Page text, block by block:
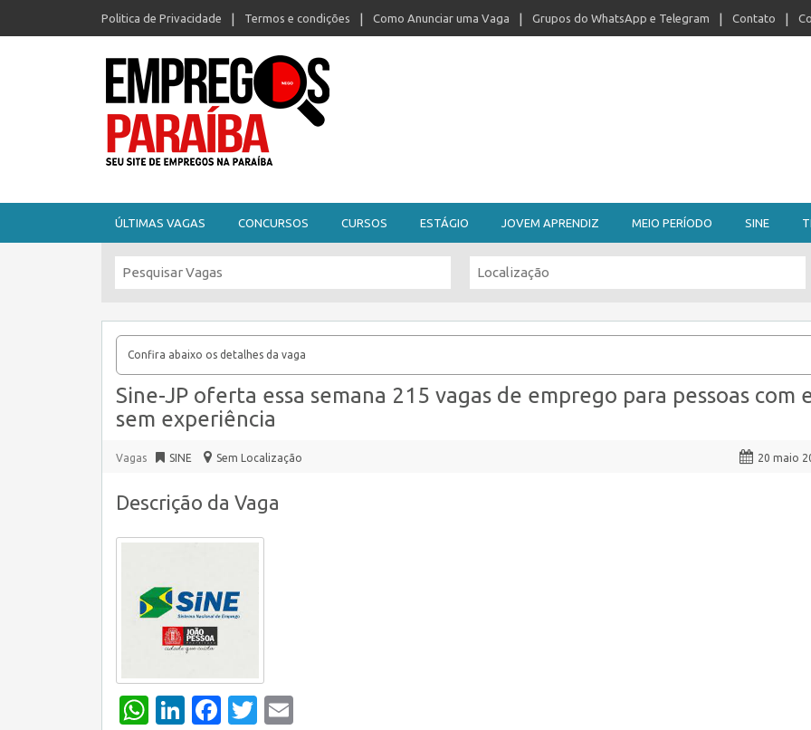
Politica de Privacidade Termos e condições Como Anunciar uma Vaga Grupos do WhatsApp e Telegram Contato
ÚLTIMAS VAGAS CONCURSOS CURSOS ESTÁGIO JOVEM APRENDIZ MEIO PERÍODO SINE
Confira abaixo os detalhes da vaga
Sine-JP oferta essa semana 215 vagas de emprego para pessoas com
sem experiência
Vagas SINE Sem Localização 20 maio
Descrição da Vaga
WhatsApp
LinkedIn
Facebook
Twitter